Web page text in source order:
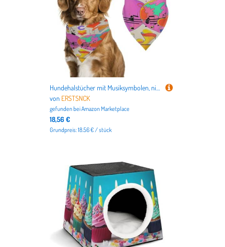
Hundehalstücher mit Musiksymbolen, niedlich, weiche Baumwolle, waschbar, für den täglichen Sommer, langlebig, dreieckig, wendbar, geeignet für kleine, mittelgroße und große Hunde und Katzen
von ERSTSNCK
gefunden beiAmazon Marketplace
18,56 €
Grundpreis: 18.56 € / stück